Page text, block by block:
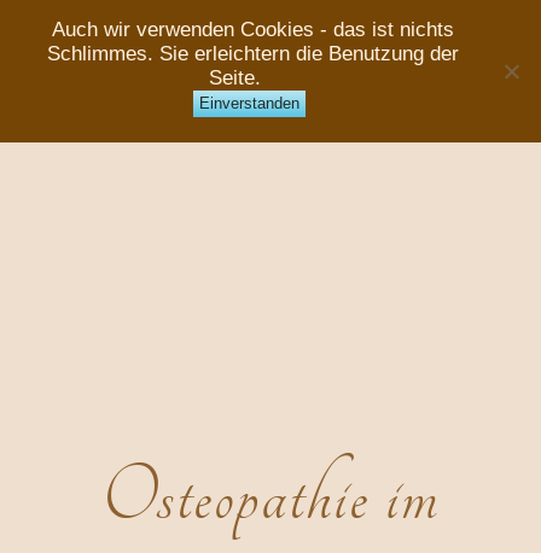
Osteopathie im
Auch wir verwenden Cookies - das ist nichts
Schlimmes. Sie erleichtern die Benutzung der
Seite.
Einverstanden